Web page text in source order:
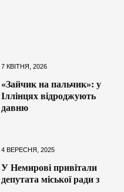
7 КВІТНЯ, 2026
«Зайчик на пальчик»: у
Іллінцях відроджують
давню
4 ВЕРЕСНЯ, 2025
У Немирові привітали
депутата міської ради з